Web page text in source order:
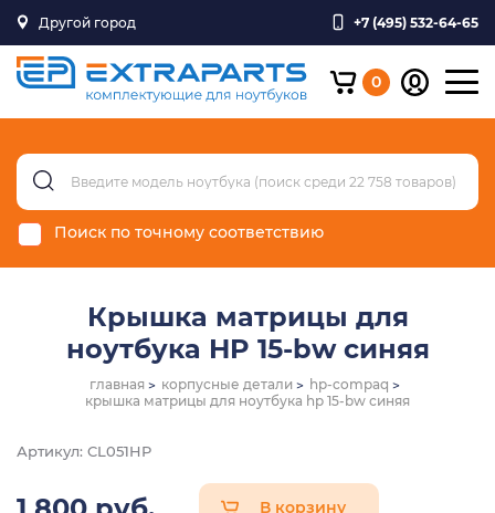
Другой город +7 (495) 532-64-65
0
Поиск по точному соответствию
Крышка матрицы для
ноутбука HP 15-bw синяя
главная корпусные детали
hp-compaq
крышка матрицы для ноутбука hp 15-bw синяя
Артикул: CL051HP
В корзину